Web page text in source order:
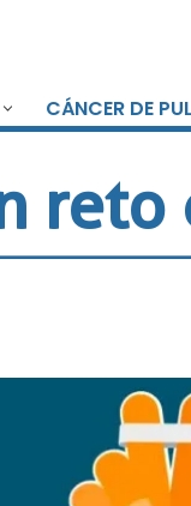
CÁNCER DE